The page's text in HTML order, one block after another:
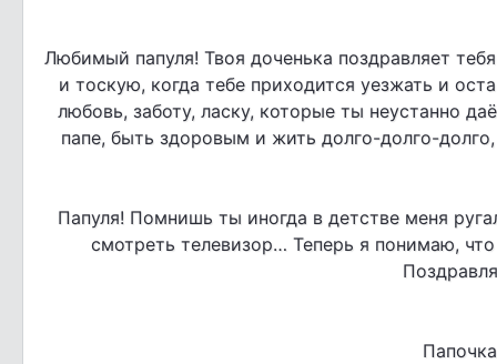
Любимый папуля! Твоя доченька поздравляет
и тоскую, когда тебе приходится уезжать и
любовь, заботу, ласку, которые ты неустанно
папе, быть здоровым и жить долго-долго-
Папуля! Помнишь ты иногда в детстве меня
смотреть телевизор… Теперь я понимаю,